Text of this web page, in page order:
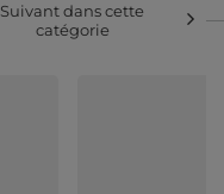
Suivant dans cette
catégorie